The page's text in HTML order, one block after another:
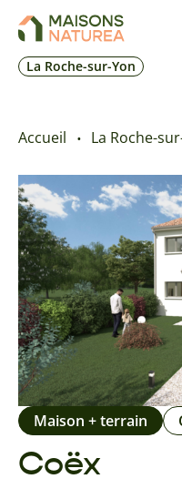
La Roche-sur-Yon
Nos offres
Accueil La Roche-
Coëx
Maison + terrain